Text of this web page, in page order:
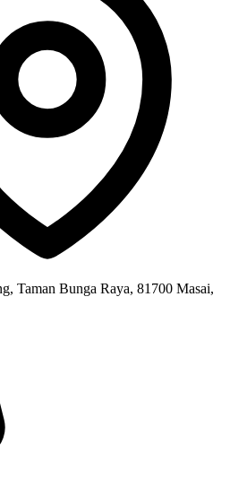
Taman Bunga Raya, 81700 Masai,